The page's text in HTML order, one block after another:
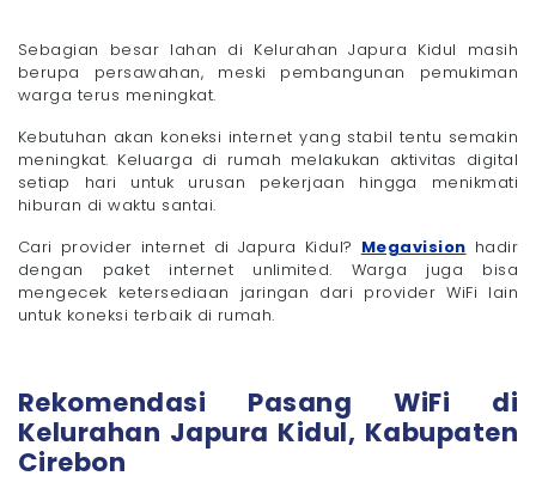
Sebagian besar lahan di Kelurahan Japura Kidul masih
berupa persawahan, meski pembangunan pemukiman
warga terus meningkat.
Kebutuhan akan koneksi internet yang stabil tentu semakin
meningkat. Keluarga di rumah melakukan aktivitas digital
setiap hari untuk urusan pekerjaan hingga menikmati
hiburan di waktu santai.
Cari provider internet di Japura Kidul? Megavision hadir
dengan paket internet unlimited. Warga juga bisa
mengecek ketersediaan jaringan dari provider WiFi lain
untuk koneksi terbaik di rumah.
Rekomendasi Pasang WiFi di
Kelurahan Japura Kidul, Kabupaten
Cirebon